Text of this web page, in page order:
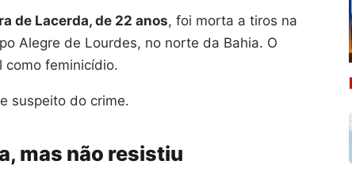
de Lacerda, de 22 anos, foi morta a tiros na
Alegre de Lourdes, no norte da Bahia. O
como feminicídio.
suspeito do crime.
mas não resistiu